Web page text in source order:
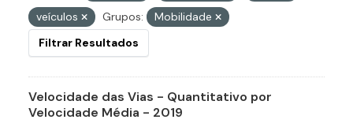
veículos
Grupos:
Mobilidade
Filtrar Resultados
Velocidade das Vias - Quantitativo por
Velocidade Média - 2019